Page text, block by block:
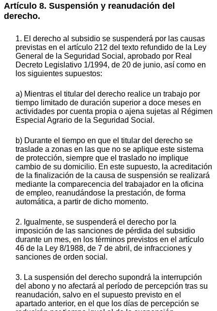
Artículo 8. Suspensión y reanudación del
derecho.
1. El derecho al subsidio se suspenderá por las causas
previstas en el artículo 212 del texto refundido de la Ley
General de la Seguridad Social, aprobado por Real
Decreto Legislativo 1/1994, de 20 de junio, así como en
los siguientes supuestos:
a) Mientras el titular del derecho realice un trabajo por
tiempo limitado de duración superior a doce meses en
actividades por cuenta propia o ajena sujetas al Régimen
Especial Agrario de la Seguridad Social.
b) Durante el tiempo en que el titular del derecho se
traslade a zonas en las que no se aplique este sistema
de protección, siempre que el traslado no implique
cambio de su domicilio. En este supuesto, la acreditación
de la finalización de la causa de suspensión se realizará
mediante la comparecencia del trabajador en la oficina
de empleo, reanudándose la prestación, de forma
automática, a partir de dicho momento.
2. Igualmente, se suspenderá el derecho por la
imposición de las sanciones de pérdida del subsidio
durante un mes, en los términos previstos en el artículo
46 de la Ley 8/1988, de 7 de abril, de infracciones y
sanciones de orden social.
3. La suspensión del derecho supondrá la interrupción
del abono y no afectará al período de percepción tras su
reanudación, salvo en el supuesto previsto en el
apartado anterior, en el que los días de percepción se